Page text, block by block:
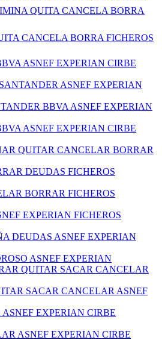
QUITA CANCELA BORRA
CANCELA BORRA FICHEROS
ASNEF EXPERIAN CIRBE
ASNEF EXPERIAN
BBVA ASNEF EXPERIAN
ASNEF EXPERIAN CIRBE
QUITAR CANCELAR BORRAR
DEUDAS FICHEROS
BORRAR FICHEROS
EXPERIAN FICHEROS
DEUDAS ASNEF EXPERIAN
ASNEF EXPERIAN
QUITAR SACAR CANCELAR
SACAR CANCELAR ASNEF
EXPERIAN CIRBE
ASNEF EXPERIAN CIRBE